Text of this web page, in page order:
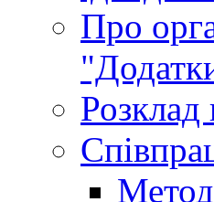
Про
Розклад